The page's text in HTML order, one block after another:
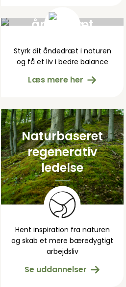
Styrk dit
åndedræt
Styrk dit åndedræt i naturen
og få et liv i bedre balance
Læs mere her
Naturbaseret
regenerativ
ledelse
Hent inspiration fra naturen
og skab et mere bæredygtigt
arbejdsliv
Se uddannelser